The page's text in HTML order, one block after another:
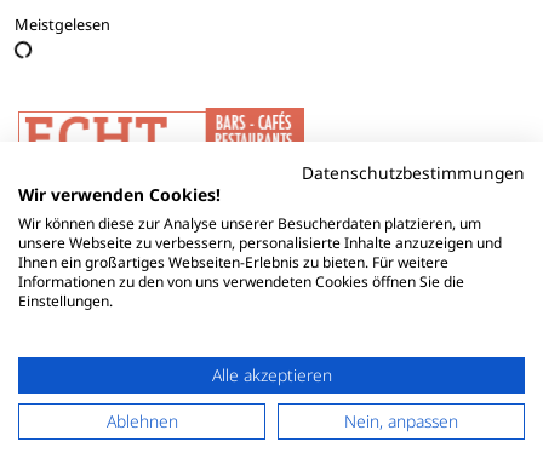
Meistgelesen
Datenschutzbestimmungen
Wir verwenden Cookies!
Wir können diese zur Analyse unserer Besucherdaten platzieren, um
unsere Webseite zu verbessern, personalisierte Inhalte anzuzeigen und
Ihnen ein großartiges Webseiten-Erlebnis zu bieten. Für weitere
Informationen zu den von uns verwendeten Cookies öffnen Sie die
Einstellungen.
Alle akzeptieren
Ablehnen
Nein, anpassen